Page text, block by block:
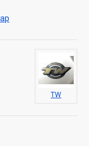
TW